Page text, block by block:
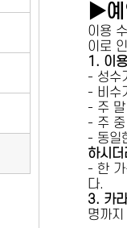
▶
이용
이로
1. 이
- 성수
- 비수
- 주
- 주
- 동일
하시
- 한
다.
3. 카
명까지